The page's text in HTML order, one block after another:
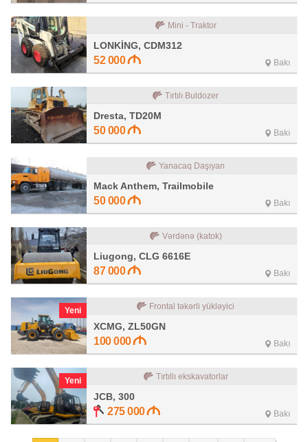
Mini - Traktor
LONKİNG, CDM312
52 000 Bakı
Tırtılı Buldozer
Dresta, TD20M
50 000 Bakı
Yanacaq Daşıyan
Mack Anthem, Trailmobile
50 000 Bakı
Vərdənə (katok)
Liugong, CLG 6616E
87 000 Bakı
Yeni Frontal təkərli yükləyici
XCMG, ZL50GN
100 000 Bakı
Yeni Tırtıllı ekskavatorlar
JCB, 300
275 000 Bakı